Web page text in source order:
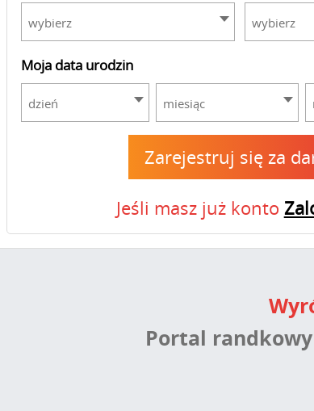
wybierz wybierz
Moja data urodzin
dzień miesiąc
Zarejestruj się za
Jeśli masz już konto
Portal